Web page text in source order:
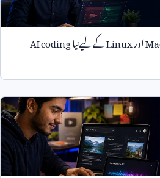
اورLinuxکے لیے نیاAI coding